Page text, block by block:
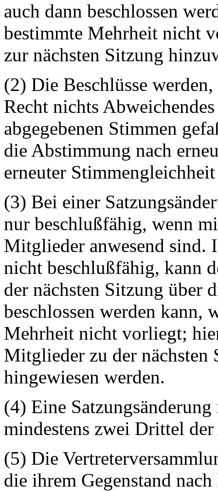
auch dann beschlossen
bestimmte Mehrheit nicht
zur nächsten Sitzung
(2) Die Beschlüsse
Recht nichts
abgegebenen Stimmen
die Abstimmung nach
erneuter
(3) Bei einer
nur beschlußfähig, wenn
Mitglieder anwesend sind.
nicht beschlußfähig, kann
der nächsten Sitzung über
beschlossen werden kann,
Mehrheit nicht vorliegt;
Mitglieder zu der nächsten
hingewiesen werden.
(4) Eine
mindestens zwei Drittel
(5) Die
die ihrem Gegenstand